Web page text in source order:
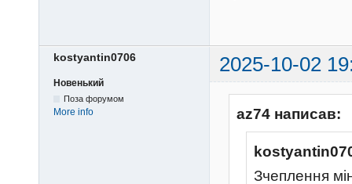
kostyantin0706 2025-10-02
Новенький
Поза форумом
More info az74 написав:
Зчеплення